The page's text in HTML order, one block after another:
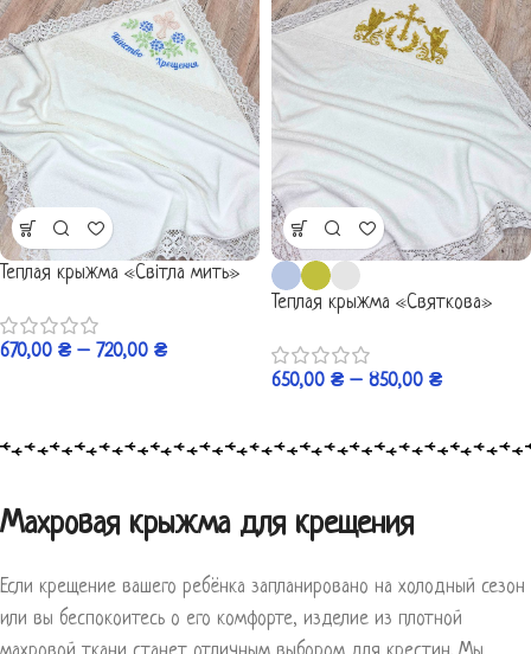
Теплая крыжма «Світла мить»
670,00 ₴ – 720,00 ₴
Теплая крыжма «Святкова»
650,00 ₴ – 850,00 ₴
Махровая крыжма для крещения
Если крещение вашего ребёнка запланировано на холодный сезон
или вы беспокоитесь о его комфорте, изделие из плотной